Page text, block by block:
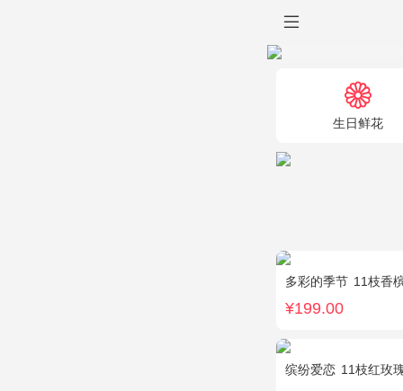
生日鲜花
多彩的季节 11枝香
¥199.00
缤纷爱恋 11枝红玫